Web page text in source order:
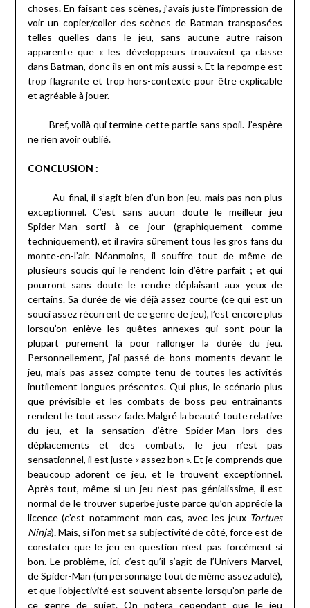
choses. En faisant ces scènes, j’avais juste l’impression de
voir un copier/coller des scènes de Batman transposées
telles quelles dans le jeu, sans aucune autre raison
apparente que « les développeurs trouvaient ça classe
dans Batman, donc ils en ont mis aussi ». Et la repompe est
trop flagrante et trop hors-contexte pour être explicable
et agréable à jouer.
Bref, voilà qui termine cette partie sans spoil. J’espère
ne rien avoir oublié.
CONCLUSION :
Au final, il s’agit bien d’un bon jeu, mais pas non plus
exceptionnel. C’est sans aucun doute le meilleur jeu
Spider-Man sorti à ce jour (graphiquement comme
techniquement), et il ravira sûrement tous les gros fans du
monte-en-l’air. Néanmoins, il souffre tout de même de
plusieurs soucis qui le rendent loin d’être parfait ; et qui
pourront sans doute le rendre déplaisant aux yeux de
certains. Sa durée de vie déjà assez courte (ce qui est un
souci assez récurrent de ce genre de jeu), l’est encore plus
lorsqu’on enlève les quêtes annexes qui sont pour la
plupart purement là pour rallonger la durée du jeu.
Personnellement, j’ai passé de bons moments devant le
jeu, mais pas assez compte tenu de toutes les activités
inutilement longues présentes. Qui plus, le scénario plus
que prévisible et les combats de boss peu entraînants
rendent le tout assez fade. Malgré la beauté toute relative
du jeu, et la sensation d’être Spider-Man lors des
déplacements et des combats, le jeu n’est pas
sensationnel, il est juste « assez bon ». Et je comprends que
beaucoup adorent ce jeu, et le trouvent exceptionnel.
Après tout, même si un jeu n’est pas génialissime, il est
normal de le trouver superbe juste parce qu’on apprécie la
licence (c’est notamment mon cas, avec les jeux Tortues
Ninja).Mais, si l’on met sa subjectivité de côté, force est de
constater que le jeu en question n’est pas forcément si
bon. Le problème, ici, c’est qu’il s’agit de l’Univers Marvel,
de Spider-Man (un personnage tout de même assez adulé),
et que l’objectivité est souvent absente lorsqu’on parle de
ce genre de sujet. On notera cependant que le jeu